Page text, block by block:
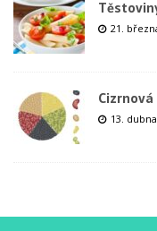
21.
13.